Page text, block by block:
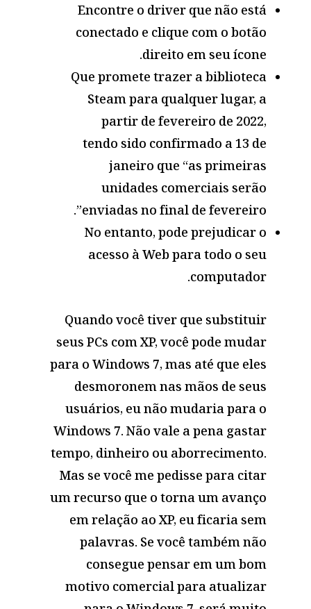
Encontre o driver que não está
conectado e clique com o botão
direito em seu ícone.
Que promete trazer a biblioteca
Steam para qualquer lugar, a
partir de fevereiro de 2022,
tendo sido confirmado a 13 de
janeiro que “as primeiras
unidades comerciais serão
enviadas no final de fevereiro”.
No entanto, pode prejudicar o
acesso à Web para todo o seu
computador.
Quando você tiver que substituir
seus PCs com XP, você pode mudar
para o Windows 7, mas até que eles
desmoronem nas mãos de seus
usuários, eu não mudaria para o
Windows 7. Não vale a pena gastar
tempo, dinheiro ou aborrecimento.
Mas se você me pedisse para citar
um recurso que o torna um avanço
em relação ao XP, eu ficaria sem
palavras. Se você também não
consegue pensar em um bom
motivo comercial para atualizar